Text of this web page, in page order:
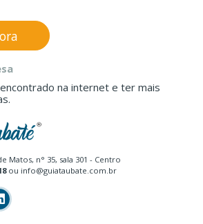
Matos, n° 35, sala 301 - Centro
ou info@guiataubate.com.br
na internet e ter mais